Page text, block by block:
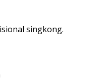
singkong.